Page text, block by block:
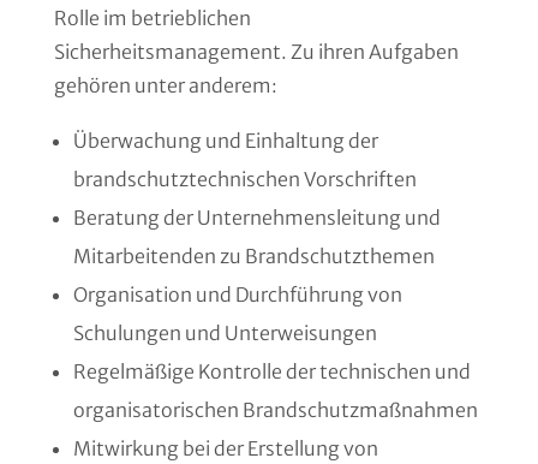
Rolle im betrieblichen
Sicherheitsmanagement. Zu ihren Aufgaben
gehören unter anderem:
Überwachung und Einhaltung der
brandschutztechnischen Vorschriften
Beratung der Unternehmensleitung und
Mitarbeitenden zu Brandschutzthemen
Organisation und Durchführung von
Schulungen und Unterweisungen
Regelmäßige Kontrolle der technischen und
organisatorischen Brandschutzmaßnahmen
Mitwirkung bei der Erstellung von